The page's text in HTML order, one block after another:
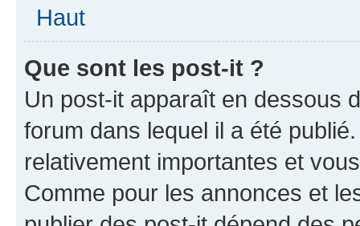
Haut
Que sont les post-it ?
Un post-it apparaît en dessous
forum dans lequel il a été
relativement importantes et
Comme pour les annonces et